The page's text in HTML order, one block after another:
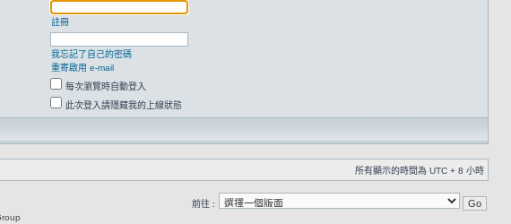
註冊
我忘記了自己的密碼
重寄啟用 e-mail
每次瀏覽時自動登入
此次登入請隱藏我的上線狀態
所有顯示的時間為 UTC + 8 小時
前往 :